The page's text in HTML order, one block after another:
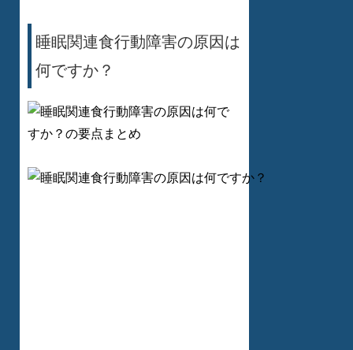
睡眠関連食行動障害の原因は
何ですか？